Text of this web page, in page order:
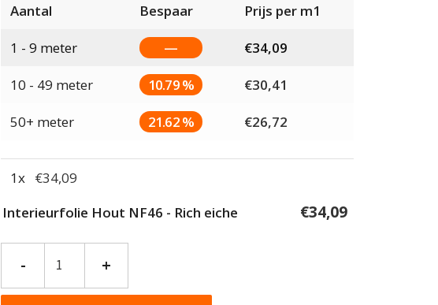
Aantal Bespaar Prijs per m1
1 - 9 meter — €34,09
10 - 49 meter 10.79 % €30,41
50+ meter 21.62 % €26,72
1x €34,09
Interieurfolie Hout NF46 - Rich eiche
€34,09
-
NF46
+